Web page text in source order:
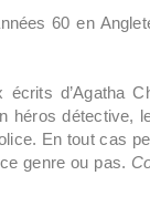
60 en
d’Agatha
héros détective,
En tout cas
genre ou pas.